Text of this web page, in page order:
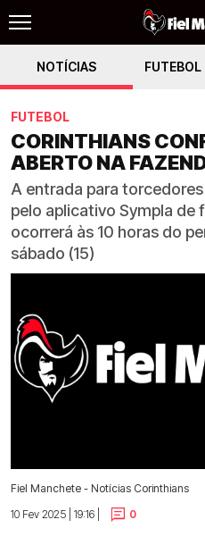
NOTÍCIAS FUTEBOL
FUTEBOL
CORINTHIANS
ABERTO NA
A entrada para
pelo aplicativo Sympla de
ocorrerá às 10 horas do
sábado (15)
Fiel Manchete - Notícias Corinthians
10 Fev 2025 | 19:16 |
0